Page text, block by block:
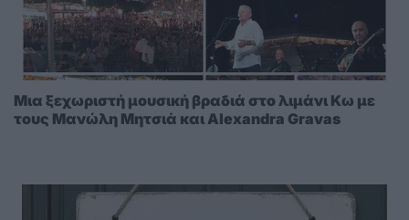
Μια ξεχωριστή μουσική βραδιά στο λιμάνι Κω με
τους Μανώλη Μητσιά και Alexandra Gravas